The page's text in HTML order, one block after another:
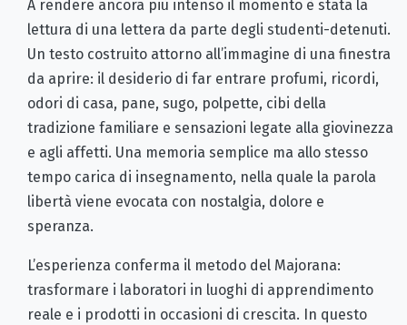
A rendere ancora più intenso il momento è stata la
lettura di una lettera da parte degli studenti-detenuti.
Un testo costruito attorno all’immagine di una finestra
da aprire: il desiderio di far entrare profumi, ricordi,
odori di casa, pane, sugo, polpette, cibi della
tradizione familiare e sensazioni legate alla giovinezza
e agli affetti. Una memoria semplice ma allo stesso
tempo carica di insegnamento, nella quale la parola
libertà viene evocata con nostalgia, dolore e
speranza.
L’esperienza conferma il metodo del Majorana:
trasformare i laboratori in luoghi di apprendimento
reale e i prodotti in occasioni di crescita. In questo